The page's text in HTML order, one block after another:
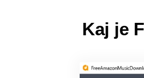
Kaj je